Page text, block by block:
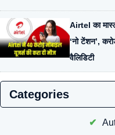
Airtel का
‘नो टेंशन’,
वैलिडिटी
Categories